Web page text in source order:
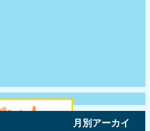
月別アーカイ